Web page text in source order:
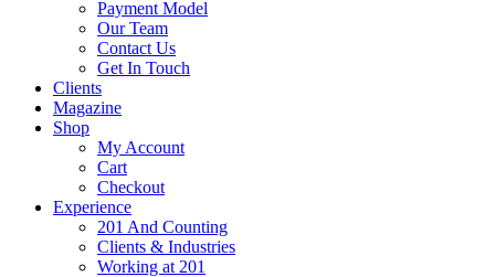
Payment Model
Our Team
Contact Us
Get In Touch
Clients
Magazine
Shop
My Account
Cart
Checkout
Experience
201 And Counting
Clients & Industries
Working at 201